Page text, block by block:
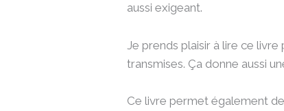
aussi exigeant.
Je prends plaisir à lire ce
transmises. Ça donne aussi
Ce livre permet également de